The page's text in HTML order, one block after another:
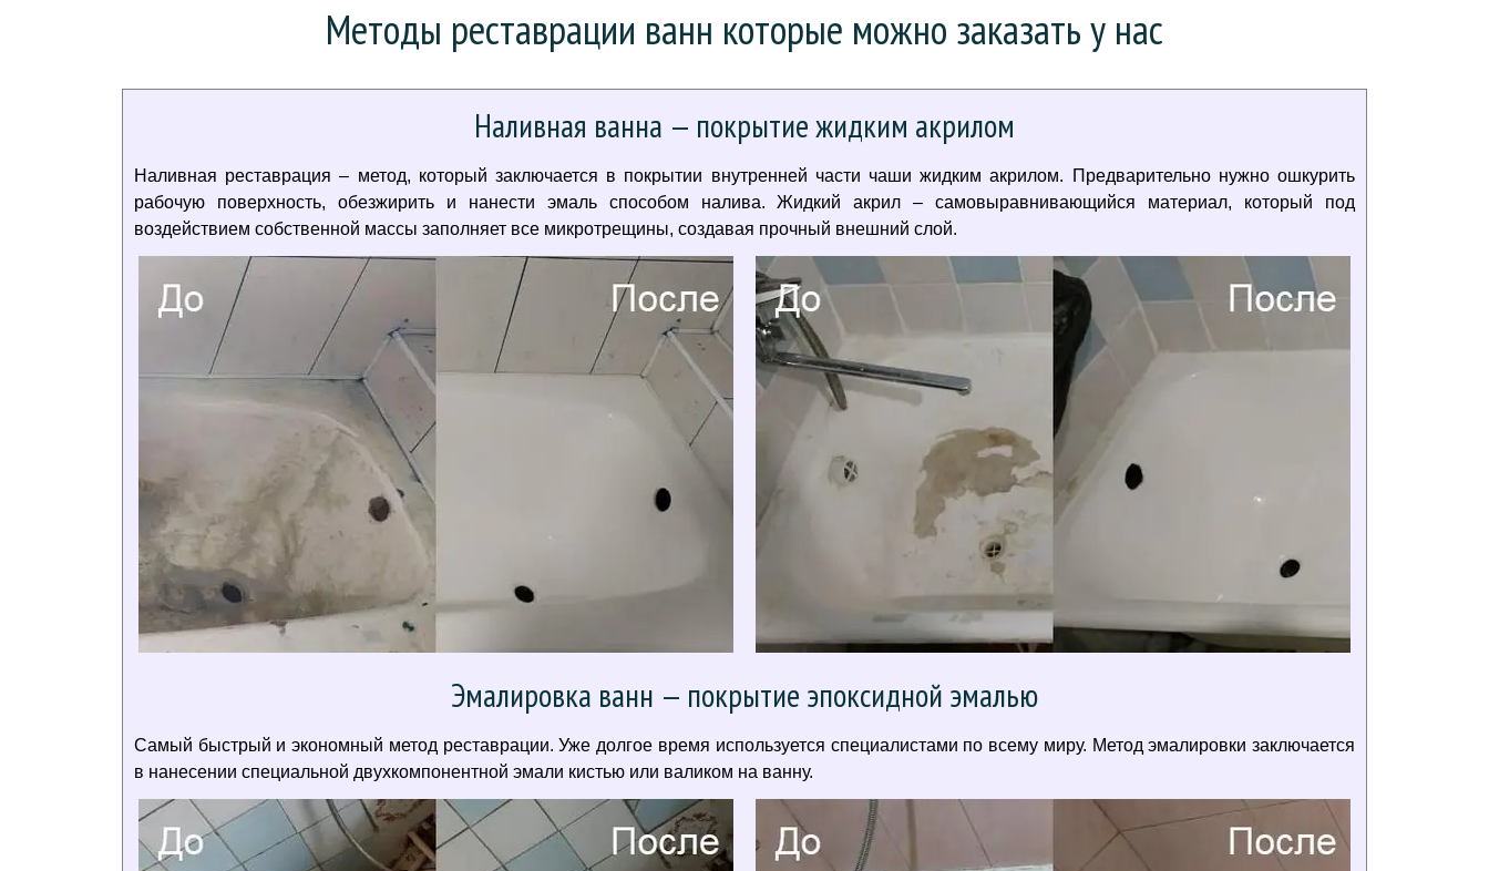
Методы реставрации ванн которые можно заказать у нас
Наливная ванна — покрытие жидким акрилом
Наливная реставрация – метод, который заключается в покрытии внутренней части чаши жидким акрилом. Предварительно нужно ошкурить
рабочую поверхность, обезжирить и нанести эмаль способом налива. Жидкий акрил – самовыравнивающийся материал, который под
воздействием собственной массы заполняет все микротрещины, создавая прочный внешний слой.
Эмалировка ванн — покрытие эпоксидной эмалью
Самый быстрый и экономный метод реставрации. Уже долгое время используется специалистами по всему миру. Метод эмалировки заключается
в нанесении специальной двухкомпонентной эмали кистью или валиком на ванну.